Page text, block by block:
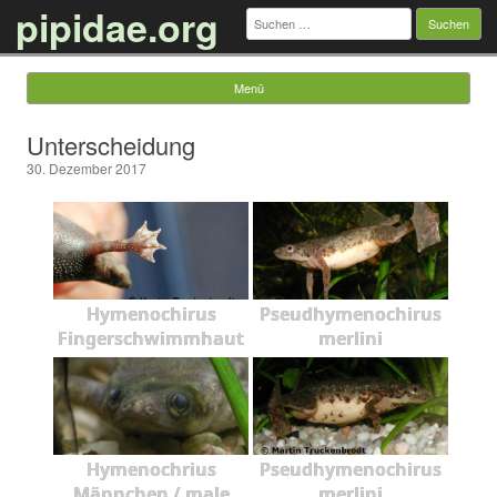
pipidae.org Suchen
nach:
Menü
Unterscheidung
30. Dezember 2017
Hymenochirus
Fingerschwimmhaut
Pseudhymenochirus
merlini
Hymenochrius
Pseudhymenochirus